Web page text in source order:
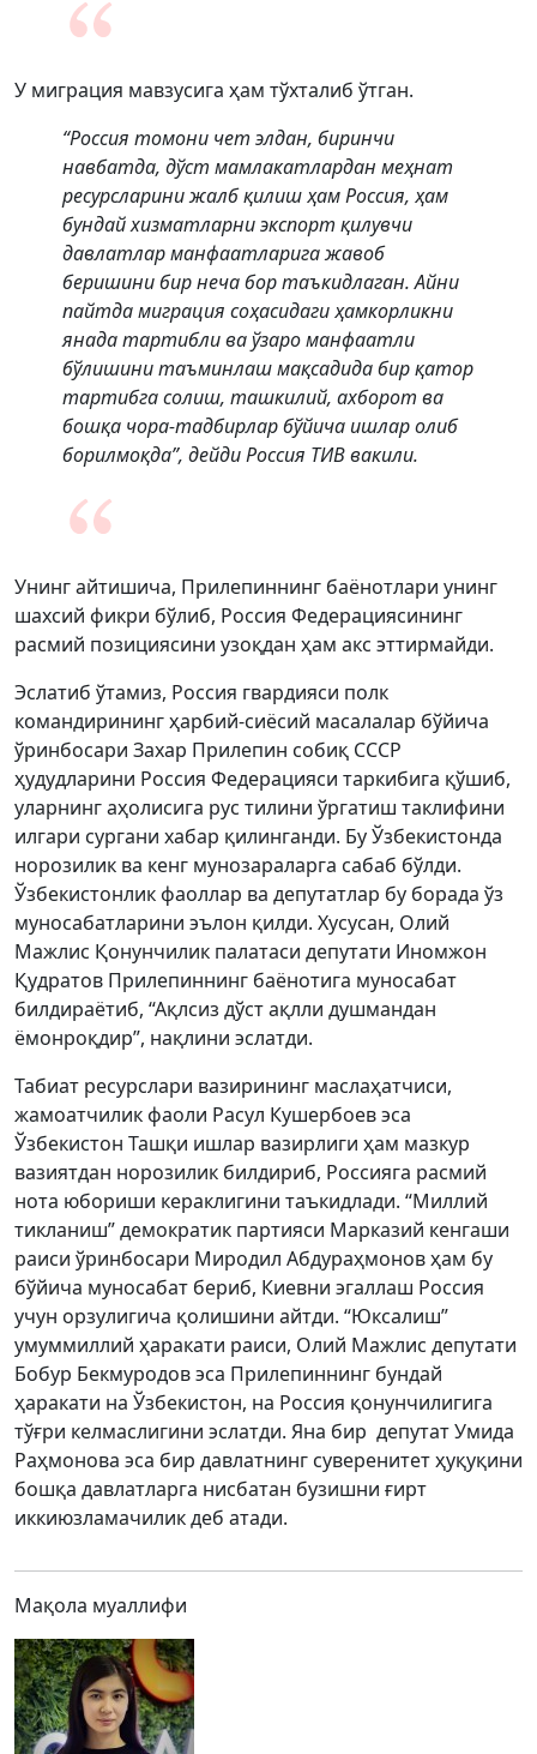
У миграция мавзусига ҳам тўхталиб ўтган.
“Россия томони чет элдан, биринчи
навбатда, дўст мамлакатлардан меҳнат
ресурсларини жалб қилиш ҳам Россия, ҳам
бундай хизматларни экспорт қилувчи
давлатлар манфаатларига жавоб
беришини бир неча бор таъкидлаган. Айни
пайтда миграция соҳасидаги ҳамкорликни
янада тартибли ва ўзаро манфаатли
бўлишини таъминлаш мақсадида бир қатор
тартибга солиш, ташкилий, ахборот ва
бошқа чора-тадбирлар бўйича ишлар олиб
борилмоқда”, дейди Россия ТИВ вакили.
Унинг айтишича, Прилепиннинг баёнотлари унинг
шахсий фикри бўлиб, Россия Федерациясининг
расмий позициясини узоқдан ҳам акс эттирмайди.
Эслатиб ўтамиз, Россия гвардияси полк
командирининг ҳарбий-сиёсий масалалар бўйича
ўринбосари Захар Прилепин собиқ СССР
ҳудудларини Россия Федерацияси таркибига қўшиб,
уларнинг аҳолисига рус тилини ўргатиш таклифини
илгари сургани хабар қилинганди. Бу Ўзбекистонда
норозилик ва кенг мунозараларга сабаб бўлди.
Ўзбекистонлик фаоллар ва депутатлар бу борада ўз
муносабатларини эълон қилди. Хусусан, Олий
Мажлис Қонунчилик палатаси депутати Иномжон
Қудратов Прилепиннинг баёнотига муносабат
билдираётиб, “Ақлсиз дўст ақлли душмандан
ёмонроқдир”, нақлини эслатди.
Табиат ресурслари вазирининг маслаҳатчиси,
жамоатчилик фаоли Расул Кушербоев эса
Ўзбекистон Ташқи ишлар вазирлиги ҳам мазкур
вазиятдан норозилик билдириб, Россияга расмий
нота юбориши кераклигини таъкидлади. “Миллий
тикланиш” демократик партияси Марказий кенгаши
раиси ўринбосари Миродил Абдураҳмонов ҳам бу
бўйича муносабат бериб, Киевни эгаллаш Россия
учун орзулигича қолишини айтди. “Юксалиш”
умуммиллий ҳаракати раиси, Олий Мажлис депутати
Бобур Бекмуродов эса Прилепиннинг бундай
ҳаракати на Ўзбекистон, на Россия қонунчилигига
тўғри келмаслигини эслатди. Яна бир депутат Умида
Раҳмонова эса бир давлатнинг суверенитет ҳуқуқини
бошқа давлатларга нисбатан бузишни ғирт
иккиюзламачилик деб атади.
Мақола муаллифи